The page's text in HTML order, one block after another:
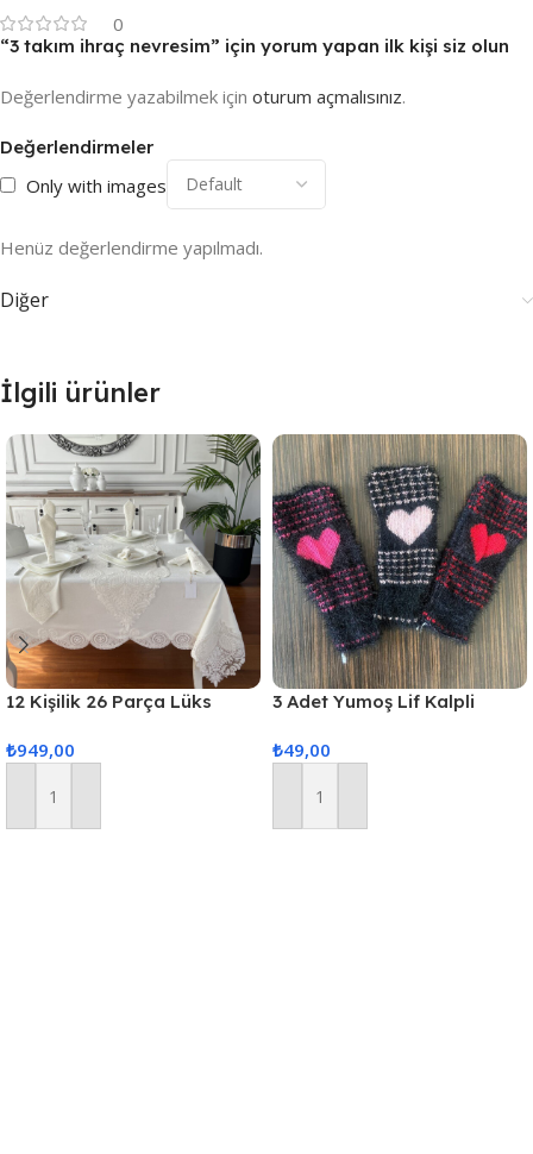
0
Değerlendirmeler
Only with images
Henüz değerlendirme yapılmadı.
“3 takım ihraç nevresim” için yorum yapan ilk kişi siz olun
Değerlendirme yazabilmek için oturum açmalısınız.
Diğer
İlgili ürünler
12 Kişilik 26 Parça Lüks
Masa Örtüsü Seti
₺949,00
Sepete Ekle
3 Adet Yumoş Lif Kalpli
₺49,00
Sepete Ekle